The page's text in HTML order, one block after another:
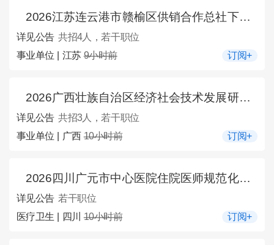
2026江苏连云港市赣榆区供销合作总社下属连云港市赣榆烟花爆竹专营公司对外招聘4人公告
详见公告 共招4人，若干职位
事业单位 | 江苏9小时前 订阅+
2026广西壮族自治区经济社会技术发展研究所招聘编外聘用人员3人公告
详见公告 共招3人，若干职位
事业单位 | 广西10小时前 订阅+
2026四川广元市中心医院住院医师规范化培训补录招收简章
详见公告 若干职位
医疗卫生 | 四川10小时前 订阅+